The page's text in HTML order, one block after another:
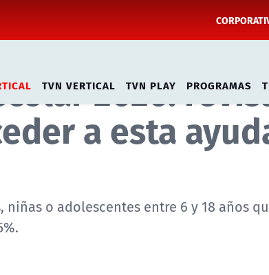
TVN VERTICAL TVN PLAY PROGRAMAS
2026:
a esta
o adolescentes entre 6 y 18 años